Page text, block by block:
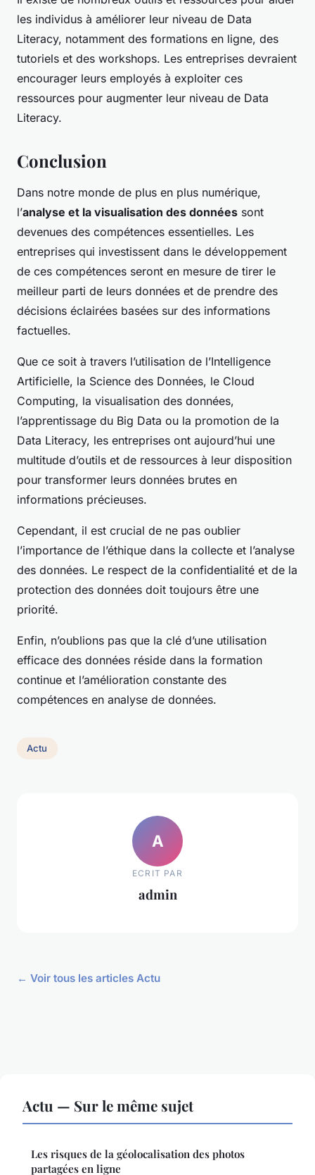
les individus à améliorer leur niveau de Data
Literacy, notamment des formations en ligne, des
tutoriels et des workshops. Les entreprises devraient
encourager leurs employés à exploiter ces
ressources pour augmenter leur niveau de Data
Literacy.
Conclusion
Dans notre monde de plus en plus numérique,
l’analyse et la visualisation des données sont
devenues des compétences essentielles. Les
entreprises qui investissent dans le développement
de ces compétences seront en mesure de tirer le
meilleur parti de leurs données et de prendre des
décisions éclairées basées sur des informations
factuelles.
Que ce soit à travers l’utilisation de l’Intelligence
Artificielle, la Science des Données, le Cloud
Computing, la visualisation des données,
l’apprentissage du Big Data ou la promotion de la
Data Literacy, les entreprises ont aujourd’hui une
multitude d’outils et de ressources à leur disposition
pour transformer leurs données brutes en
informations précieuses.
Cependant, il est crucial de ne pas oublier
l’importance de l’éthique dans la collecte et l’analyse
des données. Le respect de la confidentialité et de la
protection des données doit toujours être une
priorité.
Enfin, n’oublions pas que la clé d’une utilisation
efficace des données réside dans la formation
continue et l’amélioration constante des
compétences en analyse de données.
Actu
A
ECRIT PAR
admin
← Voir tous les articles Actu
Actu — Sur le même sujet
Les risques de la géolocalisation des photos
partagées en ligne